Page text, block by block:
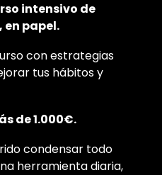
intensivo de
en papel.
con estrategias
tus hábitos y
de 1.000€.
condensar todo
herramienta diaria,